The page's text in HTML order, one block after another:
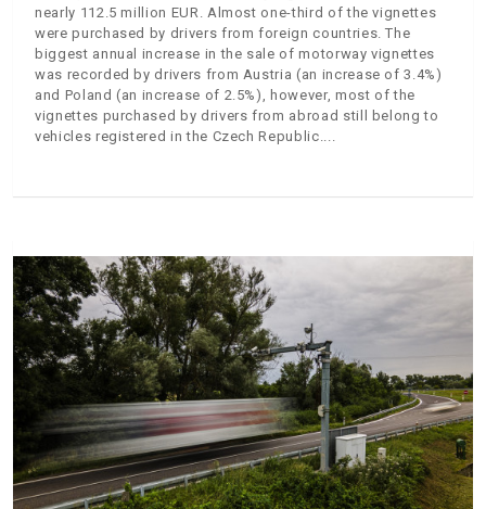
nearly 112.5 million EUR. Almost one-third of the vignettes
were purchased by drivers from foreign countries. The
biggest annual increase in the sale of motorway vignettes
was recorded by drivers from Austria (an increase of 3.4%)
and Poland (an increase of 2.5%), however, most of the
vignettes purchased by drivers from abroad still belong to
vehicles registered in the Czech Republic.